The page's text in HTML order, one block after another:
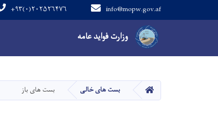
وزارت فواید عامه
info@mopw.gov.af +۹۳(۰)۲۰۲۵۲۶۴۷۶
Main navigation
صفحه اصلیبست های خالی بست های باز